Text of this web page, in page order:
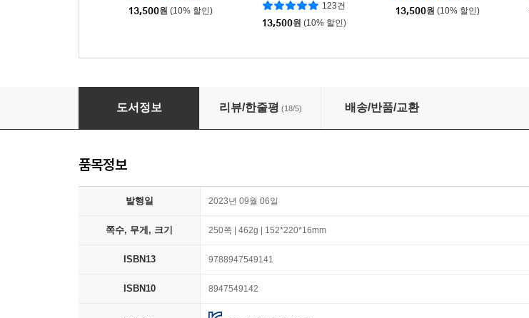
13,500원 (10% 할인)
123건
13,500원 (10% 할인)
13,500원 (10% 할인)
역사로 노는 아이들
도서정보 리뷰/한줄평 (18/5) 배송/반품/교환
품목정보
발행일 2023년 09월 06일
쪽수, 무게, 크기 250쪽 | 462g | 152*220*16mm
ISBN13 9788947549141
ISBN10 8947549142